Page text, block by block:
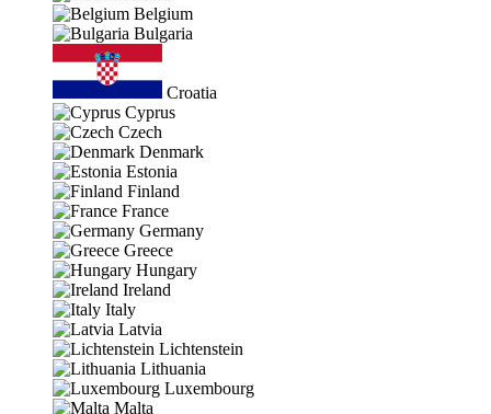
Belgium
Bulgaria
Croatia
Cyprus
Czech
Denmark
Estonia
Finland
France
Germany
Greece
Hungary
Ireland
Italy
Latvia
Lichtenstein
Lithuania
Luxembourg
Malta